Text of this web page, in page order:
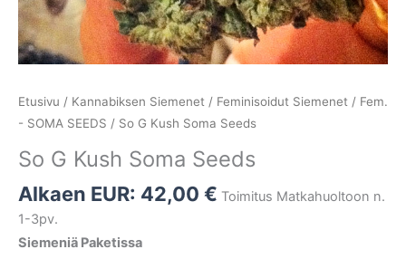
Etusivu / Kannabiksen Siemenet / Feminisoidut Siemenet / Fem.
- SOMA SEEDS / So G Kush Soma Seeds
So G Kush Soma Seeds
Alkaen EUR: 42,00 € Toimitus Matkahuoltoon n.
1-3pv.
Siemeniä Paketissa